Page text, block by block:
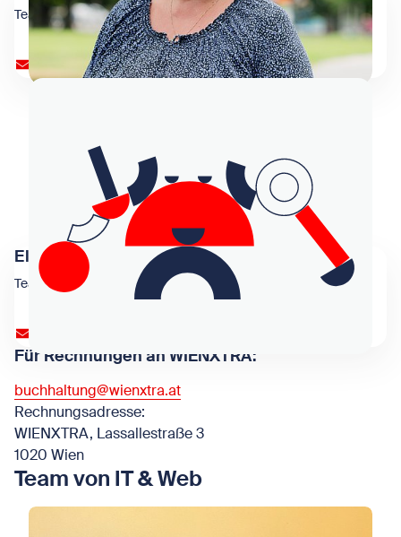
Team Finanz
buchhaltung@wienxtra.at
Elena
Team Personal
Für Rechnungen an WIENXTRA:
buchhaltung@wienxtra.at
Rechnungsadresse:
WIENXTRA, Lassallestraße 3
1020 Wien
Team von IT & Web